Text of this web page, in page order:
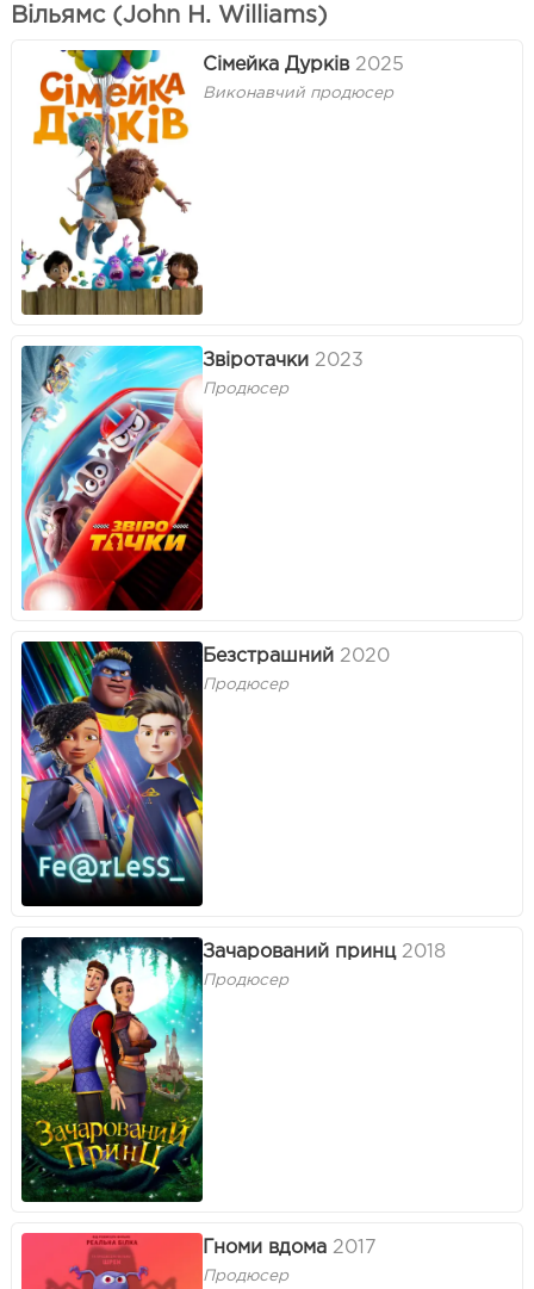
Вільямс (John H. Williams)
Сімейка Дурків 2025
Виконавчий продюсер
Звіротачки 2023
Продюсер
Безстрашний 2020
Продюсер
Зачарований принц 2018
Продюсер
Гноми вдома 2017
Продюсер